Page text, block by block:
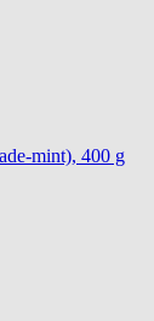
mint), 400 g